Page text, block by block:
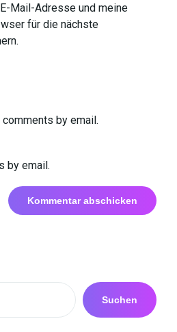
Mail-Adresse und meine
für die nächste
by email.
by email.
Suchen